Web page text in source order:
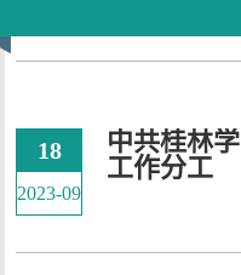
18
2023-09
中共桂林
工作分工